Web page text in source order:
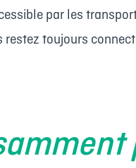
par les
restez toujours